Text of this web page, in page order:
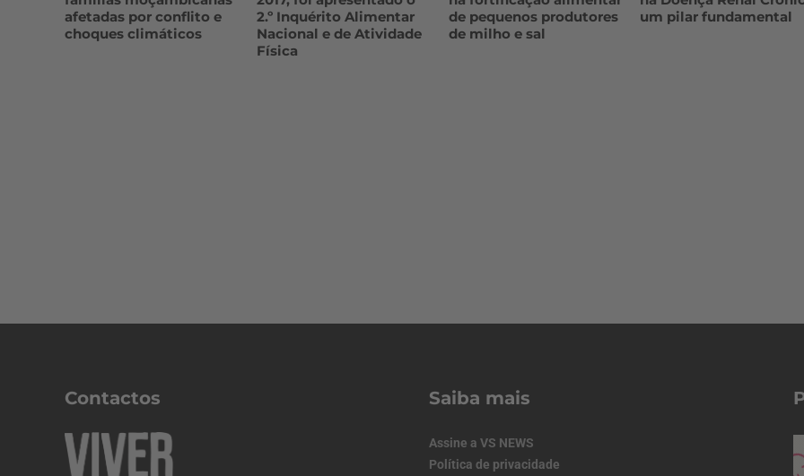
afetadas por conflito e
choques climáticos
2.º Inquérito Alimentar
Nacional e de Atividade
Física
de pequenos produtores
de milho e sal
um pilar fundamental
Contactos Saiba mais
Assine a VS NEWS
Política de privacidade